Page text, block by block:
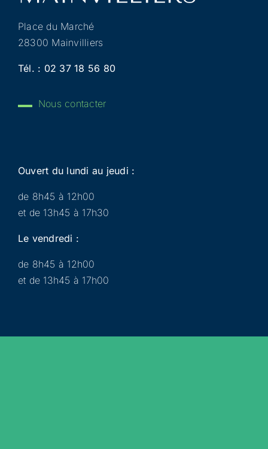
Place du Marché
28300 Mainvilliers
Tél. : 02 37 18 56 80
Nous contacter
Ouvert du lundi au jeudi :
de 8h45 à 12h00
et de 13h45 à 17h30
Le vendredi :
de 8h45 à 12h00
et de 13h45 à 17h00